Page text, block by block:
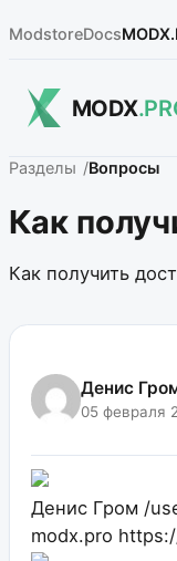
ModstoreDocs
MODX
Разделы Вопросы
Как
Как получить
Денис
05 февраля
Денис Гром /
modx.pro